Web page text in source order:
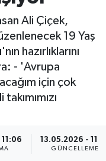
Ali Çiçek,
19 Yaş
hazırlıklarını
- 'Avrupa
için çok
13.05.2026 -
GÜNCELLEME